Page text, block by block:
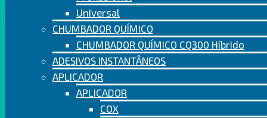
Universal
CHUMBADOR QUÍMICO
CHUMBADOR QUÍMICO CQ300 Híbrido
ADESIVOS INSTANTÂNEOS
APLICADOR
APLICADOR
COX